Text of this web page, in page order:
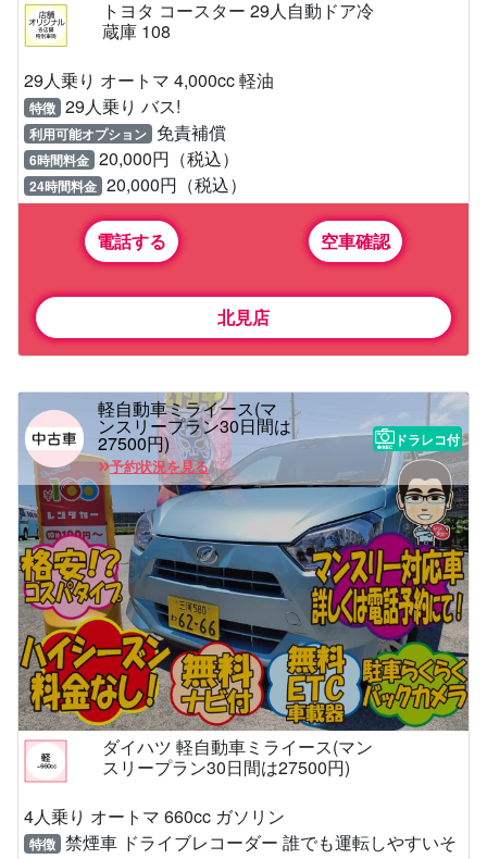
トヨタ コースター 29人自動ドア冷
蔵庫 108
29人乗り オートマ 4,000cc 軽油
特徴 29人乗り バス!
利用可能オプション 免責補償
6時間料金 20,000円（税込）
24時間料金 20,000円（税込）
電話する 空車確認
北見店
軽自動車ミライース(マ
ンスリープラン30日間は
27500円)
予約状況を見る
ドラレコ付
ダイハツ 軽自動車ミライース(マン
スリープラン30日間は27500円)
4人乗り オートマ 660cc ガソリン
特徴 禁煙車 ドライブレコーダー 誰でも運転しやすいそ